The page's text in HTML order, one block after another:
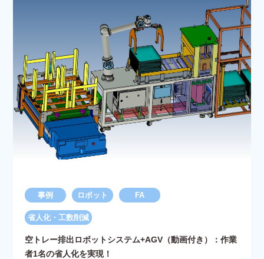
事例 ロボット FA
省人化・工数削減
空トレー排出ロボットシステム+AGV（動画付き）：作業
者1名の省人化を実現！